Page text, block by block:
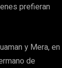
prefieran
y Mera, en
de